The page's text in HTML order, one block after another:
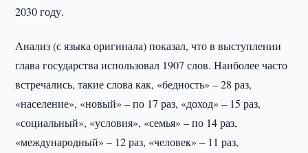
2030 году.
Анализ (с языка оригинала) показал, что в выступлении
глава государства использовал 1907 слов. Наиболее часто
встречались, такие слова как, «бедность» – 28 раз,
«население», «новый» – по 17 раз, «доход» – 15 раз,
«социальный», «условия», «семья» – по 14 раз,
«международный» – 12 раз, «человек» – 11 раз,